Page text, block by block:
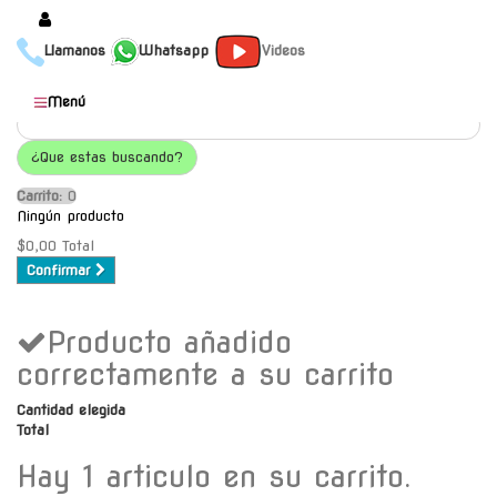
Llamanos Whatsapp Videos
Productos
Populares
Categorías
Marcas
Mayoristas
Contacto
Envío gratis a C.A.B.A. a
partir de $30000
Menú
¿Que estas buscando?
Carrito: O
Ningún producto
$0,00 Total
Confirmar
Producto añadido
correctamente a su carrito
Cantidad elegida
Total
Hay 1 articulo en su carrito.